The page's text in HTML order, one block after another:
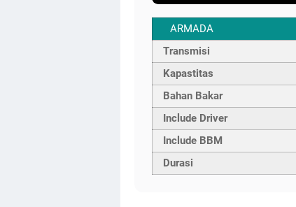
ARMADA
Transmisi
Kapastitas
Bahan Bakar
Include Driver
Include BBM
Durasi